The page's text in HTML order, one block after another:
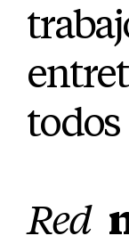
todos
Red